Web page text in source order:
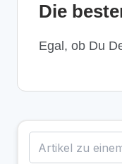
Die
Egal, ob Du